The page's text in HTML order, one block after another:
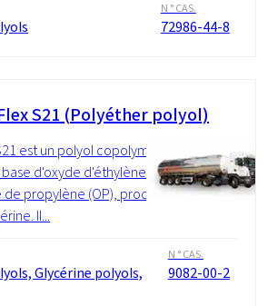
N ° CAS.
72986-44-8
S21 (Polyéther polyol)
est un polyol copolymère
d'oxyde d'éthylène
de propylène (OP), produit
Il...
Glycérine polyols,
N ° CAS.
9082-00-2